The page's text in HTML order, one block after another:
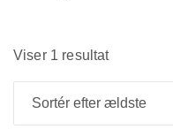
Viser 1 resultat